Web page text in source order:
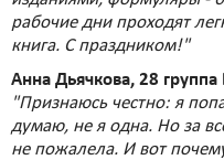
рабочие дни проходят
книга. С праздником!"
Анна Дьячкова, 28
"Признаюсь честно: я
думаю, не я одна. Но за
не пожалела. И вот